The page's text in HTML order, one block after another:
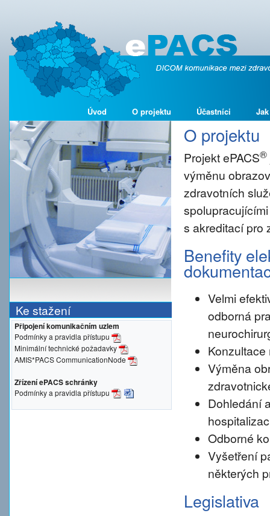
Úvod O projektu Účastníci
Ke stažení
Připojení komunikačním uzlem
Podmínky a pravidla přístupu
Minimální technické požadavky
AMIS*PACS CommunicationNode
Zřízení ePACS schránky
Podmínky a pravidla přístupu
O projektu
Projekt ePACS®
výměnu
zdravotních
s akreditací pro
Benefity
Velmi
odborná
Výměna
Dohledání
Odborné
Vyšetření
některých
Legislativa